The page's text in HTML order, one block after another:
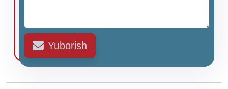
Yuborish